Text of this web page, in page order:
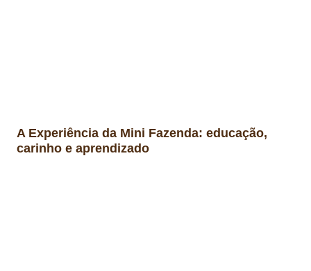
A Experiência da Mini Fazenda: educação,
carinho e aprendizado